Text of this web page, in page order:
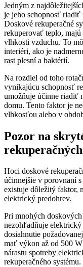
Jedným z
je jeho schopnosť riadiť
Doskové rekuperačné
rekuperovať teplo, majú
vlhkosti vzduchu. To
interiéri, ako je
rast plesní a baktérií.
Na rozdiel od toho
vynikajúcu schopnosť
umožňuje účinne riadiť
domu. Tento faktor je
vlhkosťou alebo v
Pozor na
Hoci doskové
účinnejšie v porovnaní
existuje dôležitý faktor,
elektrický predohrev.
Pri mnohých
nezohľadňuje elektrický
dosiahnutie
mať výkon až od 500
nárastu spotreby
rekuperačného systému.